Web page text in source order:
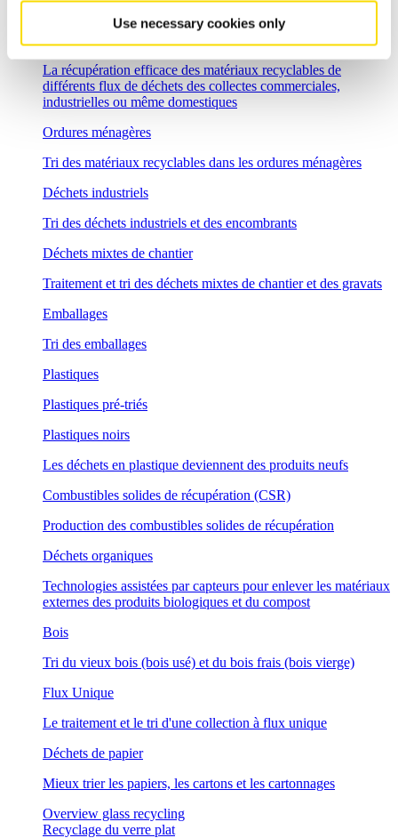
Use necessary cookies only
La récupération efficace des matériaux recyclables de
différents flux de déchets des collectes commerciales,
industrielles ou même domestiques
Ordures ménagères
Tri des matériaux recyclables dans les ordures ménagères
Déchets industriels
Tri des déchets industriels et des encombrants
Déchets mixtes de chantier
Traitement et tri des déchets mixtes de chantier et des gravats
Emballages
Tri des emballages
Plastiques
Plastiques pré-triés
Plastiques noirs
Les déchets en plastique deviennent des produits neufs
Combustibles solides de récupération (CSR)
Production des combustibles solides de récupération
Déchets organiques
Technologies assistées par capteurs pour enlever les matériaux
externes des produits biologiques et du compost
Bois
Tri du vieux bois (bois usé) et du bois frais (bois vierge)
Flux Unique
Le traitement et le tri d'une collection à flux unique
Déchets de papier
Mieux trier les papiers, les cartons et les cartonnages
Overview glass recycling
Recyclage du verre plat